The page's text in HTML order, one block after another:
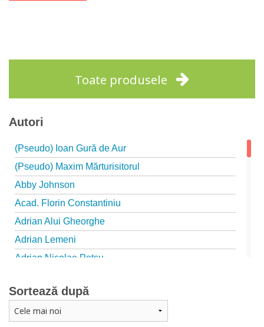
Toate produsele
Autori
(Pseudo) Ioan Gură de Aur
(Pseudo) Maxim Mărturisitorul
Abby Johnson
Acad. Florin Constantiniu
Adrian Alui Gheorghe
Adrian Lemeni
Adrian Nicolae Petcu
Adriana Petrescu
Alexandra Rotariu
Sortează după